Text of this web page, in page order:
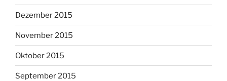
Dezember 2015
November 2015
Oktober 2015
September 2015